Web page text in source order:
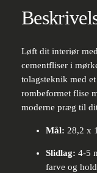
mørkerød
Løft dit interiør
cementfliser i
tolagsteknik med
rombeformet flise
moderne præg til
Mål: 28,2 x
Slidlag: 4-5
farve og